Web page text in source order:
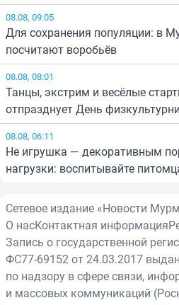
08.08, 09:05
Для сохранения популяции: в
посчитают воробьёв
08.08, 08:01
Танцы, экстрим и весёлые
отпразднует День
08.08, 06:11
Не игрушка — декоративным
нагрузки: воспитывайте
Сетевое издание «Новости
О насКонтактная информация
Запись о государственной
ФС77-69152 от 24.03.2017
по надзору в сфере связи,
и массовых коммуникаций